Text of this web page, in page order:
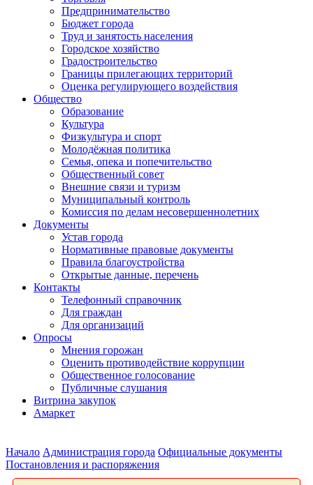
Предпринимательство
Бюджет города
Труд и занятость населения
Городское хозяйство
Градостроительство
Границы прилегающих территорий
Оценка регулирующего воздействия
Общество
Образование
Культура
Физкультура и спорт
Молодёжная политика
Семья, опека и попечительство
Общественный совет
Внешние связи и туризм
Муниципальный контроль
Комиссия по делам несовершеннолетних
Документы
Устав города
Нормативные правовые документы
Правила благоустройства
Открытые данные, перечень
Контакты
Телефонный справочник
Для граждан
Для организаций
Опросы
Мнения горожан
Оценить противодействие коррупции
Общественное голосование
Публичные слушания
Витрина закупок
Амаркет
Начало Администрация города Официальные документы
Постановления и распоряжения